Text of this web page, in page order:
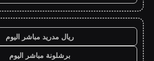
ريال مدريد مباشر اليوم
برشلونة مباشر اليوم